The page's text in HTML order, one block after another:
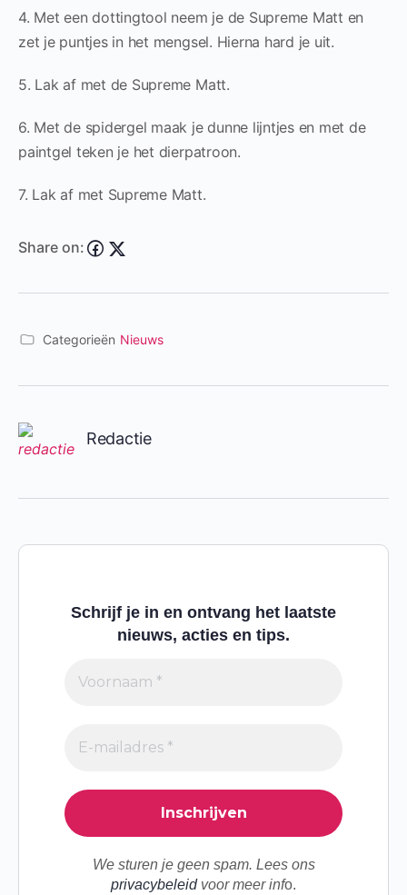
4. Met een dottingtool neem je de Supreme Matt en
zet je puntjes in het mengsel. Hierna hard je uit.
5. Lak af met de Supreme Matt.
6. Met de spidergel maak je dunne lijntjes en met de
paintgel teken je het dierpatroon.
7. Lak af met Supreme Matt.
Share on:
Categorieën Nieuws
Redactie
Schrijf je in en ontvang het laatste
nieuws, acties en tips.
We sturen je geen spam. Lees ons
privacybeleidvoor meer info.